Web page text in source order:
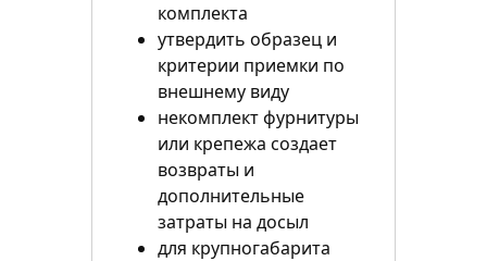
комплекта
утвердить образец и
критерии приемки по
внешнему виду
некомплект фурнитуры
или крепежа создает
возвраты и
дополнительные
затраты на досыл
для крупногабарита